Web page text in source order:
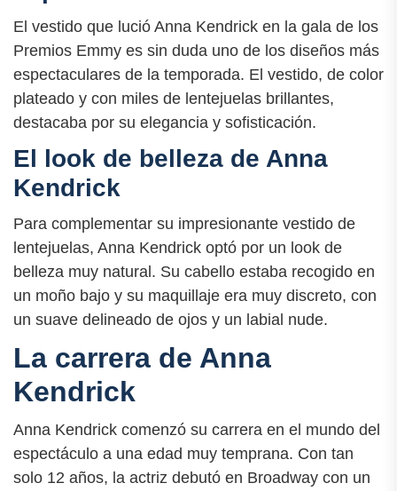
El vestido que lució Anna Kendrick en la gala de los
Premios Emmy es sin duda uno de los diseños más
espectaculares de la temporada. El vestido, de color
plateado y con miles de lentejuelas brillantes,
destacaba por su elegancia y sofisticación.
El look de belleza de Anna
Kendrick
Para complementar su impresionante vestido de
lentejuelas, Anna Kendrick optó por un look de
belleza muy natural. Su cabello estaba recogido en
un moño bajo y su maquillaje era muy discreto, con
un suave delineado de ojos y un labial nude.
La carrera de Anna
Kendrick
Anna Kendrick comenzó su carrera en el mundo del
espectáculo a una edad muy temprana. Con tan
solo 12 años, la actriz debutó en Broadway con un